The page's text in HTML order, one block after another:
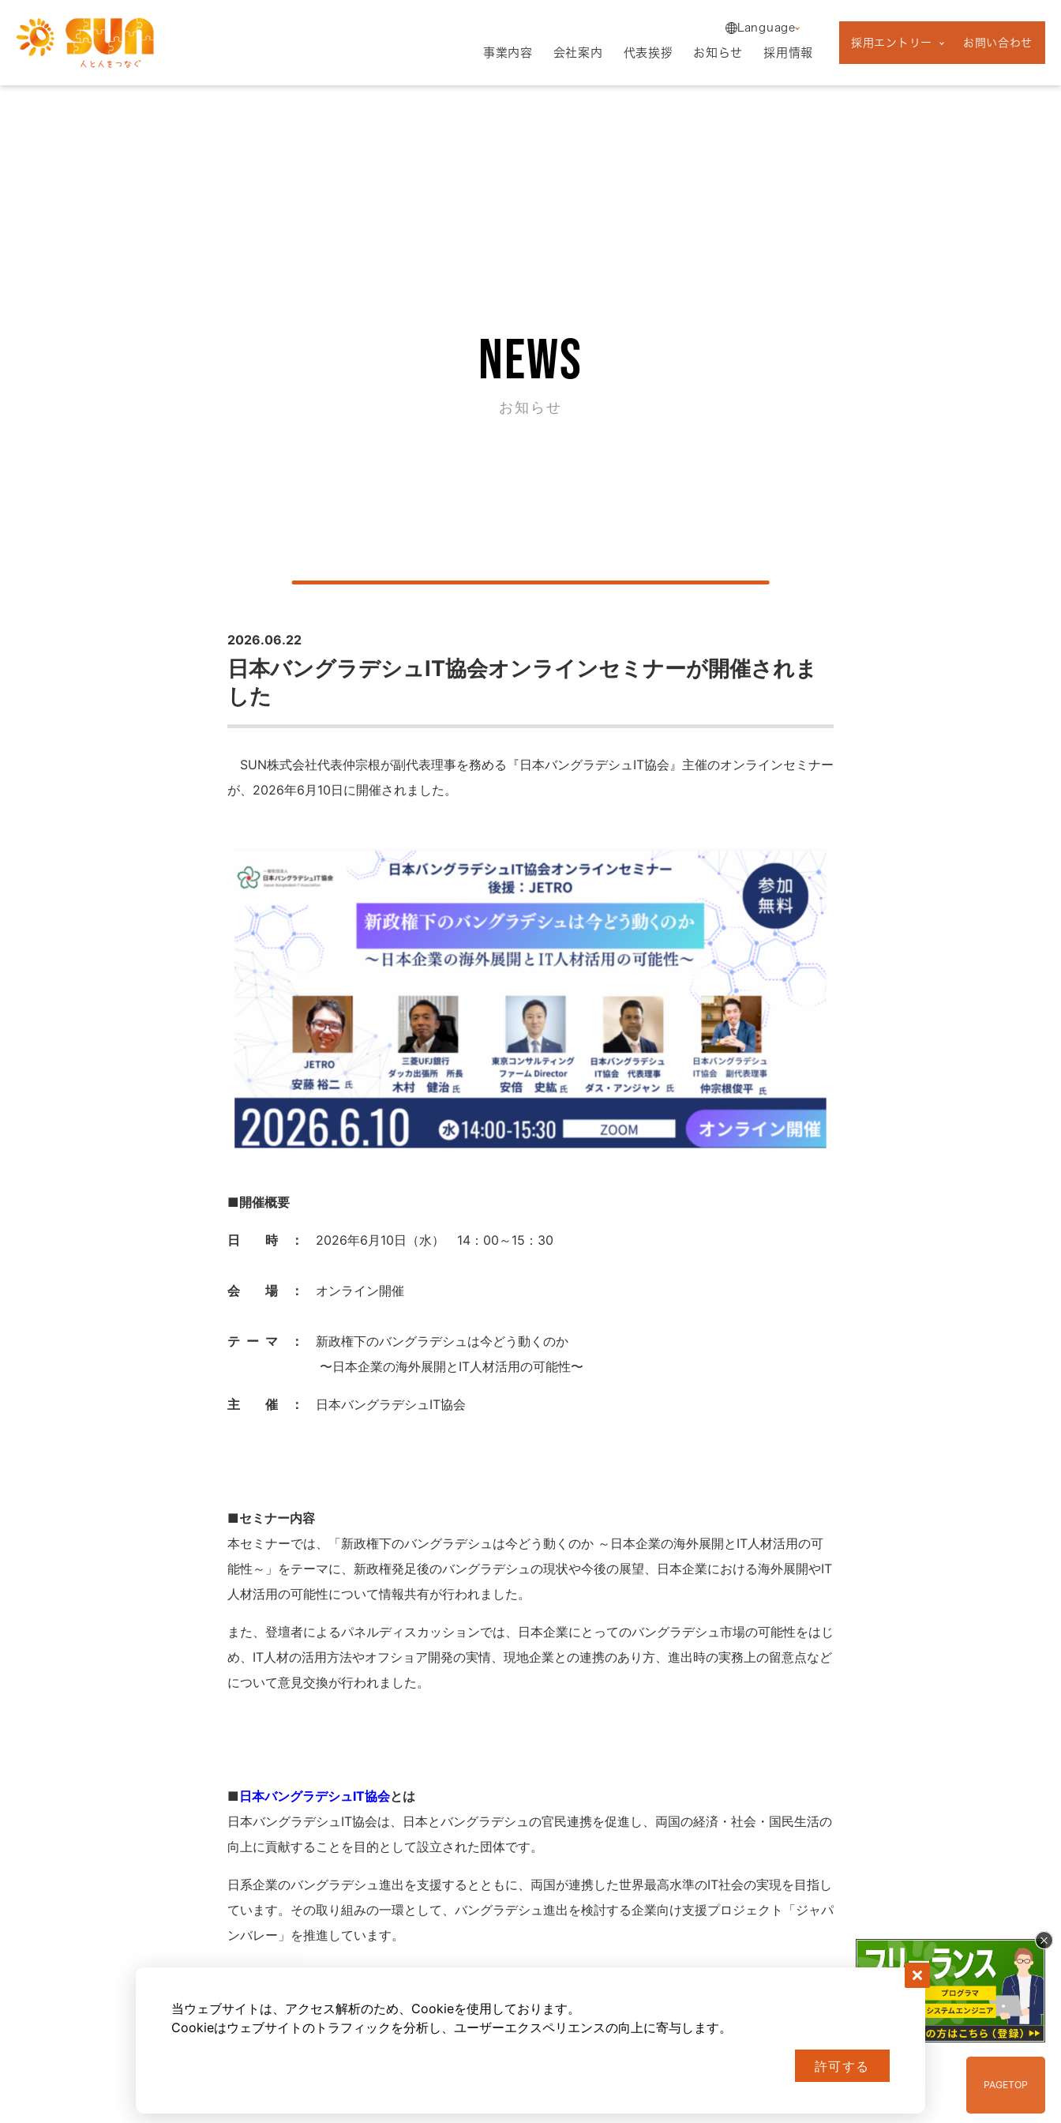
Language
English
事業内容 会社案内 代表挨拶 お知らせ 採用情報
採用エントリー
新卒採用
フリーランス採
お問い合わせ
news
お知らせ
2026.06.22
日本バングラデシュIT協会オンラインセミナーが開催されま
した
SUN株式会社代表仲宗根が副代表理事を務める『日本バングラデシュIT協会』主催のオンラインセミナー
が、2026年6月10日に開催されました。
■ 開催概要
日 時 ： 2026年6月10日（水） 14：00～15：30
会 場 ： オンライン開催
テ ー マ ：
新政権下のバングラデシュは今どう動くのか
〜日本企業の海外展開とIT人材活用の可能性〜
主 催 ： 日本バングラデシュIT協会
■セミナー内容
本セミナーでは、「新政権下のバングラデシュは今どう動くのか ～日本企業の海外展開とIT人材活用の可
能性～」をテーマに、新政権発足後のバングラデシュの現状や今後の展望、日本企業における海外展開やIT
人材活用の可能性について情報共有が行われました。
また、登壇者によるパネルディスカッションでは、日本企業にとってのバングラデシュ市場の可能性をはじ
め、IT人材の活用方法やオフショア開発の実情、現地企業との連携のあり方、進出時の実務上の留意点など
について意見交換が行われました。
■ 日本バングラデシュIT協会とは
日本バングラデシュIT協会は、日本とバングラデシュの官民連携を促進し、両国の経済・社会・国民生活の
向上に貢献することを目的として設立された団体です。
日系企業のバングラデシュ進出を支援するとともに、両国が連携した世界最高水準のIT社会の実現を目指し
ています。その取り組みの一環として、バングラデシュ進出を検討する企業向け支援プロジェクト「ジャパ
ンバレー」を推進しています。
当ウェブサイトは、アクセス解析のため、Cookieを使用しております。
Cookieはウェブサイトのトラフィックを分析し、ユーザーエクスペリエンスの向上に寄与します。
許可する
PAGETOP